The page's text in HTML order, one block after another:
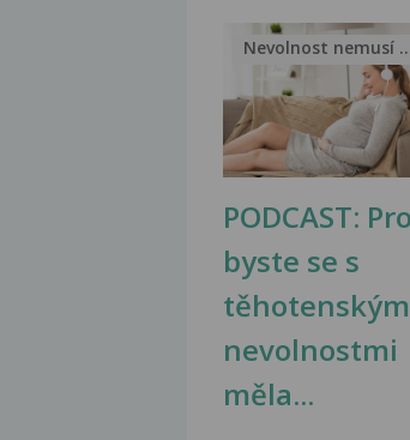
PODCAST:
byste se s
nevolnostmi
měla...
Nevolnost